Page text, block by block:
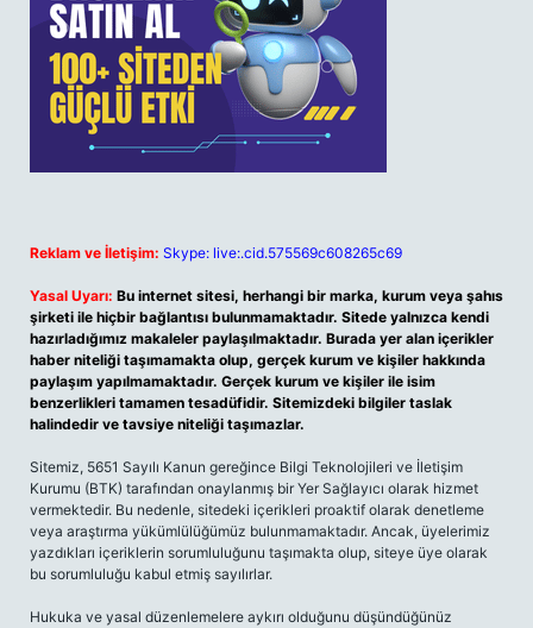
Reklam ve İletişim: Skype: live:.cid.575569c608265c69
Yasal Uyarı: Bu internet sitesi, herhangi bir marka, kurum veya şahıs
şirketi ile hiçbir bağlantısı bulunmamaktadır. Sitede yalnızca kendi
hazırladığımız makaleler paylaşılmaktadır. Burada yer alan içerikler
haber niteliği taşımamakta olup, gerçek kurum ve kişiler hakkında
paylaşım yapılmamaktadır. Gerçek kurum ve kişiler ile isim
benzerlikleri tamamen tesadüfidir. Sitemizdeki bilgiler taslak
halindedir ve tavsiye niteliği taşımazlar.
Sitemiz, 5651 Sayılı Kanun gereğince Bilgi Teknolojileri ve İletişim
Kurumu (BTK) tarafından onaylanmış bir Yer Sağlayıcı olarak hizmet
vermektedir. Bu nedenle, sitedeki içerikleri proaktif olarak denetleme
veya araştırma yükümlülüğümüz bulunmamaktadır. Ancak, üyelerimiz
yazdıkları içeriklerin sorumluluğunu taşımakta olup, siteye üye olarak
bu sorumluluğu kabul etmiş sayılırlar.
Hukuka ve yasal düzenlemelere aykırı olduğunu düşündüğünüz